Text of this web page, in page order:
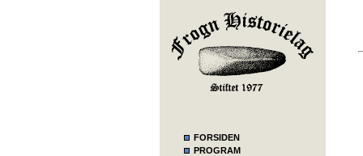
FORSIDEN
PROGRAM